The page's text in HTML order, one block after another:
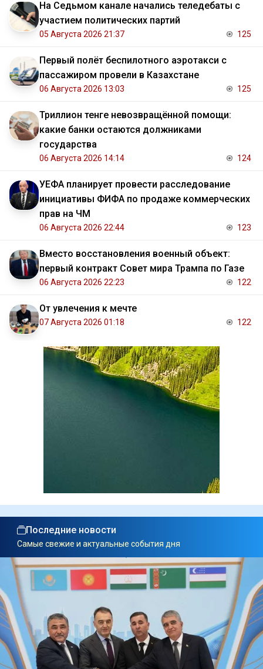
На Седьмом канале начались теледебаты с
участием политических партий
05 Августа 2026 21:37 125
Первый полёт беспилотного аэротакси с
пассажиром провели в Казахстане
06 Августа 2026 13:03 125
Триллион тенге невозвращённой помощи:
какие банки остаются должниками
государства
06 Августа 2026 14:14 124
УЕФА планирует провести расследование
инициативы ФИФА по продаже коммерческих
прав на ЧМ
06 Августа 2026 22:44 123
Вместо восстановления военный объект:
первый контракт Совет мира Трампа по Газе
06 Августа 2026 22:23 122
От увлечения к мечте
07 Августа 2026 01:18 122
Последние новости
Самые свежие и актуальные события дня